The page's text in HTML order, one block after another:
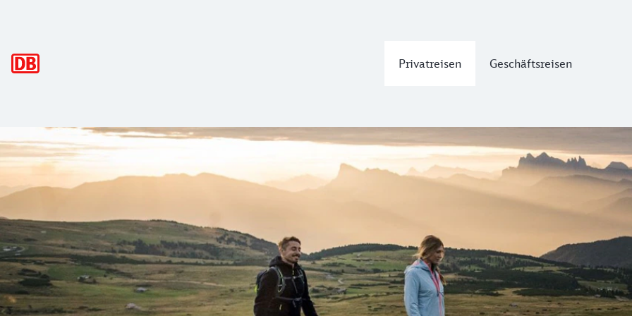
Privatreisen Geschäftsreisen
In und um Brixen ist immer etwas in Bewegung
Seit Jahrhunderten verläuft hier eine wichtige europäische Durchzugsroute. Bereits Kaiser und Händler zogen über den
Die Natur und die Berge kannst du am besten auf einem der unzähligen Wanderwege kennenlernen. Egal ob auf
Mit demSüdtirol Guest Passerreichst du ganz entspannt, im Bus oder Zug, die Ausgangspunkte für deine